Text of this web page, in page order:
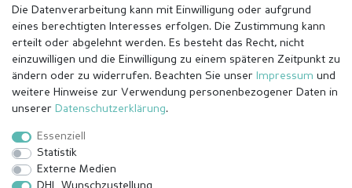
Impressum Daten­schutz­erklärung
Barrierefreiheitserklärung
Die Datenverarbeitung kann mit Einwilligung oder aufgrund
eines berechtigten Interesses erfolgen. Die Zustimmung kann
erteilt oder abgelehnt werden. Es besteht das Recht, nicht
einzuwilligen und die Einwilligung zu einem späteren Zeitpunkt zu
ändern oder zu widerrufen. Beachten Sie unser Impressum und
weitere Hinweise zur Verwendung personenbezogener Daten in
unserer Daten­schutz­erklärung.
Essenziell
Statistik
Externe Medien
DHL Wunschzustellung